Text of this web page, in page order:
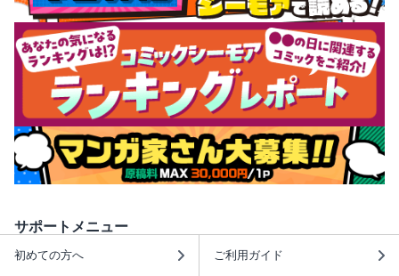
サポートメニュー
初めての方へ ご利用ガイド